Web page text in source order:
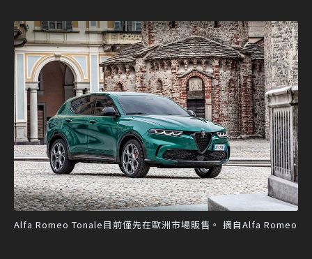
Alfa Romeo Tonale目前僅先在歐洲市場販售。 摘自Alfa Romeo